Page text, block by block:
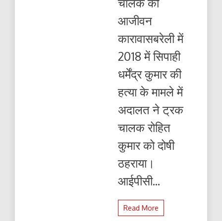
को
आजीवन
कारावास
आजीवन
कारावासबरेली में
2018 में सिपाही
धर्मेंद्र कुमार की
हत्या के मामले में
अदालत ने ट्रक
चालक रोहित
कुमार को दोषी
ठहराया।
आईपीसी...
Read More